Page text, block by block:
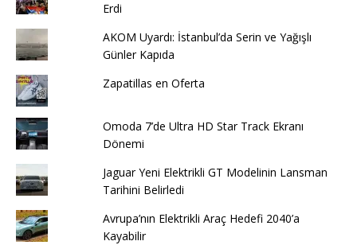
Erdi
AKOM Uyardı: İstanbul’da Serin ve Yağışlı
Günler Kapıda
Zapatillas en Oferta
Omoda 7’de Ultra HD Star Track Ekranı
Dönemi
Jaguar Yeni Elektrikli GT Modelinin Lansman
Tarihini Belirledi
Avrupa’nın Elektrikli Araç Hedefi 2040’a
Kayabilir